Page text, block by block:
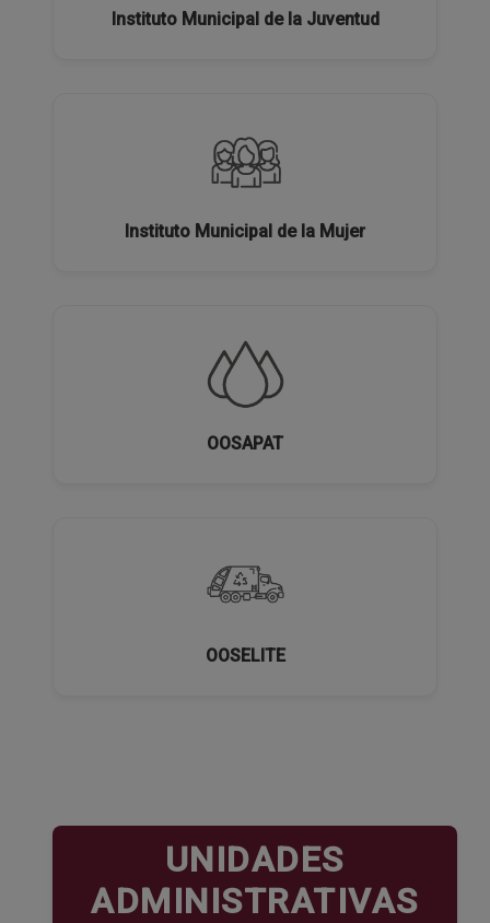
Instituto Municipal de la Juventud
Instituto Municipal de la Mujer
OOSAPAT
OOSELITE
UNIDADES
ADMINISTRATIVAS